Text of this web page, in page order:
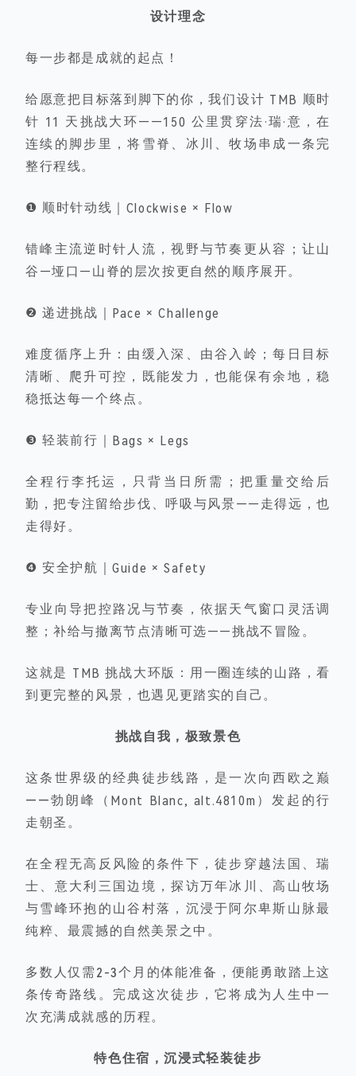
设计理念
每一步都是成就的起点！
给愿意把目标落到脚下的你，我们设计 TMB 顺时
针 11 天挑战大环——150 公里贯穿法·瑞·意，在
连续的脚步里，将雪脊、冰川、牧场串成一条完
整行程线。
❶ 顺时针动线｜Clockwise × Flow
错峰主流逆时针人流，视野与节奏更从容 ；让山
谷—垭口—山脊的层次按更自然的顺序展开。
❷ 递进挑战｜Pace × Challenge
难度循序上升 ：由缓入深、由谷入岭；每日目标
清晰、爬升可控，既能发力，也能保有余地，稳
稳抵达每一个终点。
❸ 轻装前行｜Bags × Legs
全程行李托运，只背当日所需
；把重量交给后
勤，把专注留给步伐、呼吸与风景——走得远，也
走得好。
❹ 安全护航｜Guide × Safety
专业向导把控路况与节奏，依据天气窗口灵活调
整 ；补给与撤离节点清晰可选——挑战不冒险。
这就是 TMB 挑战大环版：用一圈连续的山路，看
到更完整的风景，也遇见更踏实的自己。
挑战自我，极致景色
这条世界级的经典徒步线路，是一次向西欧之巅
——勃朗峰
（Mont Blanc, alt.4810m）发起的行
走朝圣。
在全程无高反 风险的条件下，徒步 穿越法国、瑞
士、意大利 三国边境，探访万年冰川、高山牧场
与雪峰环抱的山谷村落，沉浸于阿尔卑斯山脉最
纯粹、最震撼的自然美景之中。
多数人仅需 2-3个月的体能准备 ，便能勇敢踏上这
条传奇路线。 完成这次徒步 ，它将成为人生中一
次充满成就感的历程。
特色住宿，沉浸式轻装徒步